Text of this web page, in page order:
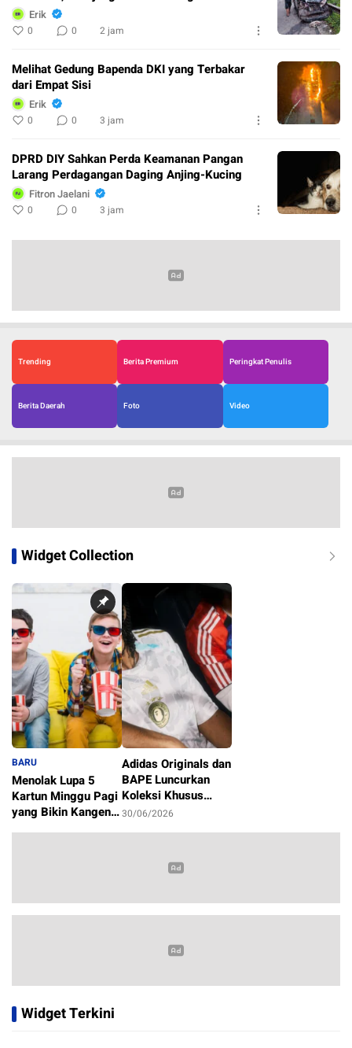
Erik
0 0 2 jam
Melihat Gedung Bapenda DKI yang Terbakar
dari Empat Sisi
Erik
0 0 3 jam
DPRD DIY Sahkan Perda Keamanan Pangan
Larang Perdagangan Daging Anjing-Kucing
Fitron Jaelani
0 0 3 jam
Trending Berita Premium Peringkat Penulis
Berita Daerah Foto Video
Widget Collection
BARU
Menolak Lupa 5
Kartun Minggu Pagi
yang Bikin Kangen
1/07/2026
Adidas Originals dan
BAPE Luncurkan
Koleksi Khusus
Sambut Piala Dunia
30/06/2026
Widget Terkini